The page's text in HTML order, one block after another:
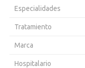
Especialidades
Tratamiento
Marca
Hospitalario